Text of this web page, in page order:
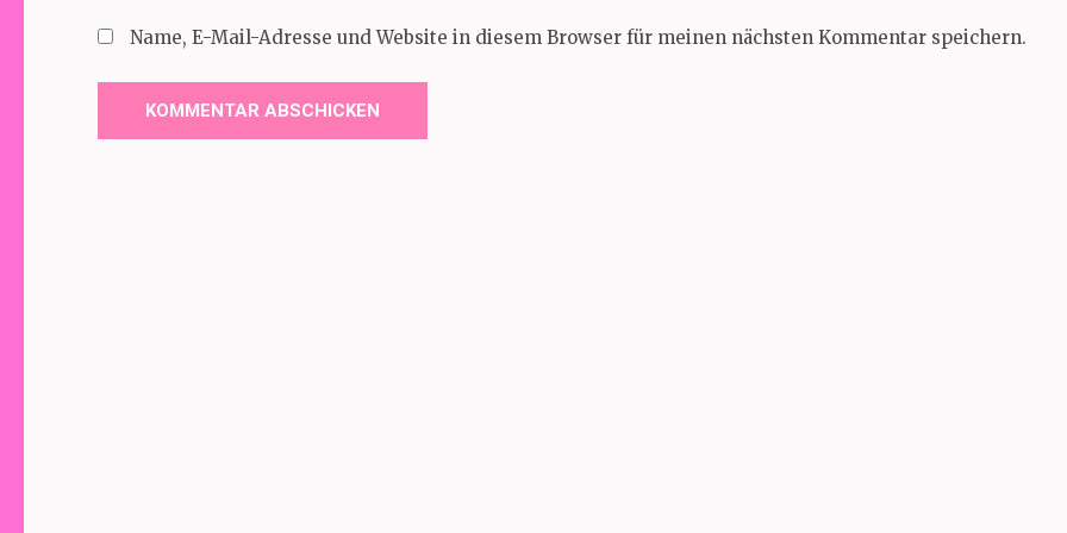
Name, E-Mail-Adresse und Website in diesem Browser für meinen nächsten Kommentar speichern.